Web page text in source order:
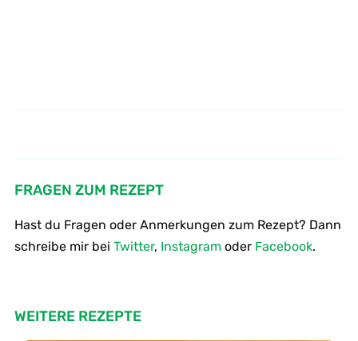
FRAGEN ZUM REZEPT
Hast du Fragen oder Anmerkungen zum Rezept? Dann
schreibe mir bei Twitter, Instagramoder Facebook.
WEITERE REZEPTE